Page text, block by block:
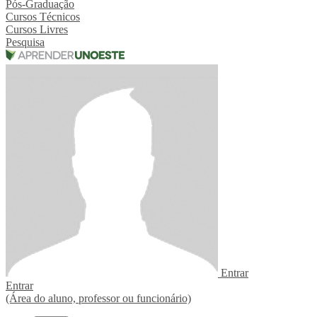
Pós-Graduação
Cursos Técnicos
Cursos Livres
Pesquisa
Entrar
Entrar
(Área do aluno, professor ou funcionário)